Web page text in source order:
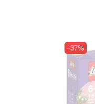
-37%